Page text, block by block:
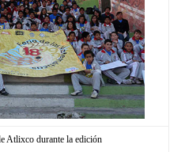
Atlixco durante la edición